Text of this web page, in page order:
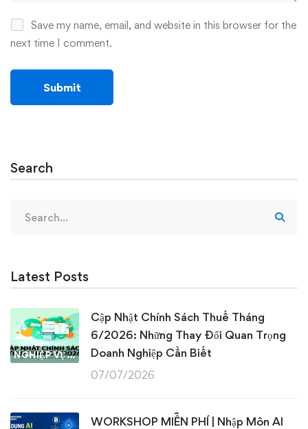
Save my name, email, and website in this browser for the
next time I comment.
Search
for:
Latest Posts
NGHIỆP VỤ KẾ TOÁN & THUẾ
Cập Nhật Chính Sách Thuế Tháng
6/2026: Những Thay Đổi Quan Trọng
Doanh Nghiệp Cần Biết
07/07/2026
WORKSHOP MIỄN PHÍ | Nhập Môn AI